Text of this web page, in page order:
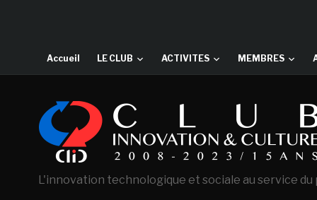
Accueil LE CLUB ACTIVITES MEMBRES
L'innovation technologique et sociale au service